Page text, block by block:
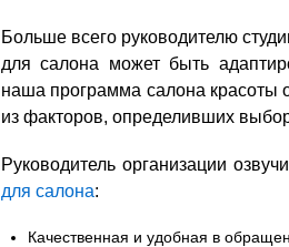
Больше всего руководителю
для салона может быть
наша программа салона красоты
из факторов, определивших
Руководитель организации
для салона:
Качественная и удобная в